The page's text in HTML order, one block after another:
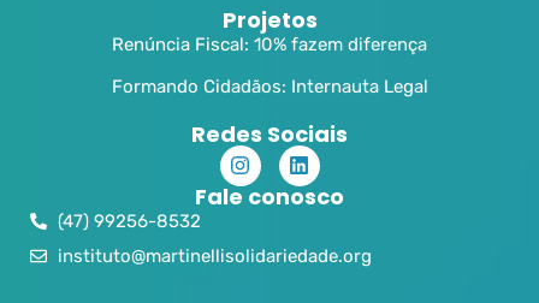
Projetos
Renúncia Fiscal: 10% fazem diferença
Formando Cidadãos: Internauta Legal
Redes Sociais
Fale conosco
(47) 99256-8532
instituto@martinellisolidariedade.org